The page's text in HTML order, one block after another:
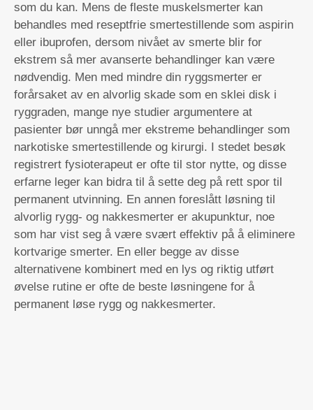
som du kan. Mens de fleste muskelsmerter kan
behandles med reseptfrie smertestillende som aspirin
eller ibuprofen, dersom nivået av smerte blir for
ekstrem så mer avanserte behandlinger kan være
nødvendig. Men med mindre din ryggsmerter er
forårsaket av en alvorlig skade som en sklei disk i
ryggraden, mange nye studier argumentere at
pasienter bør unngå mer ekstreme behandlinger som
narkotiske smertestillende og kirurgi. I stedet besøk
registrert fysioterapeut er ofte til stor nytte, og disse
erfarne leger kan bidra til å sette deg på rett spor til
permanent utvinning. En annen foreslått løsning til
alvorlig rygg- og nakkesmerter er akupunktur, noe
som har vist seg å være svært effektiv på å eliminere
kortvarige smerter. En eller begge av disse
alternativene kombinert med en lys og riktig utført
øvelse rutine er ofte de beste løsningene for å
permanent løse rygg og nakkesmerter.